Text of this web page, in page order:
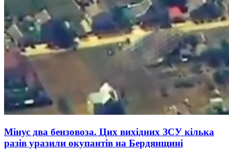
Мінус два бензовоза. Цих вихідних ЗСУ кілька
разів уразили окупантів на Бердянщині